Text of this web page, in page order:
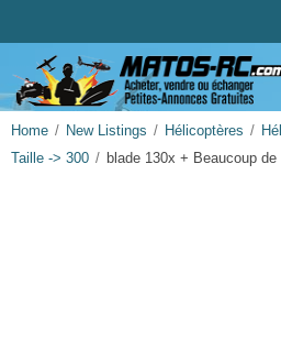
Home New Listings Hélicoptères
Taille -> 300
blade 130x + Beaucoup